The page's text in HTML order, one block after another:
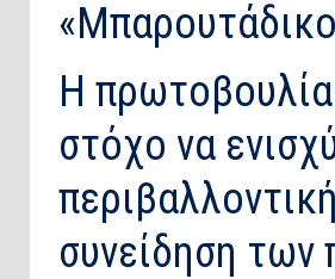
Η πρωτοβουλία
στόχο να
περιβαλλοντική
συνείδηση των